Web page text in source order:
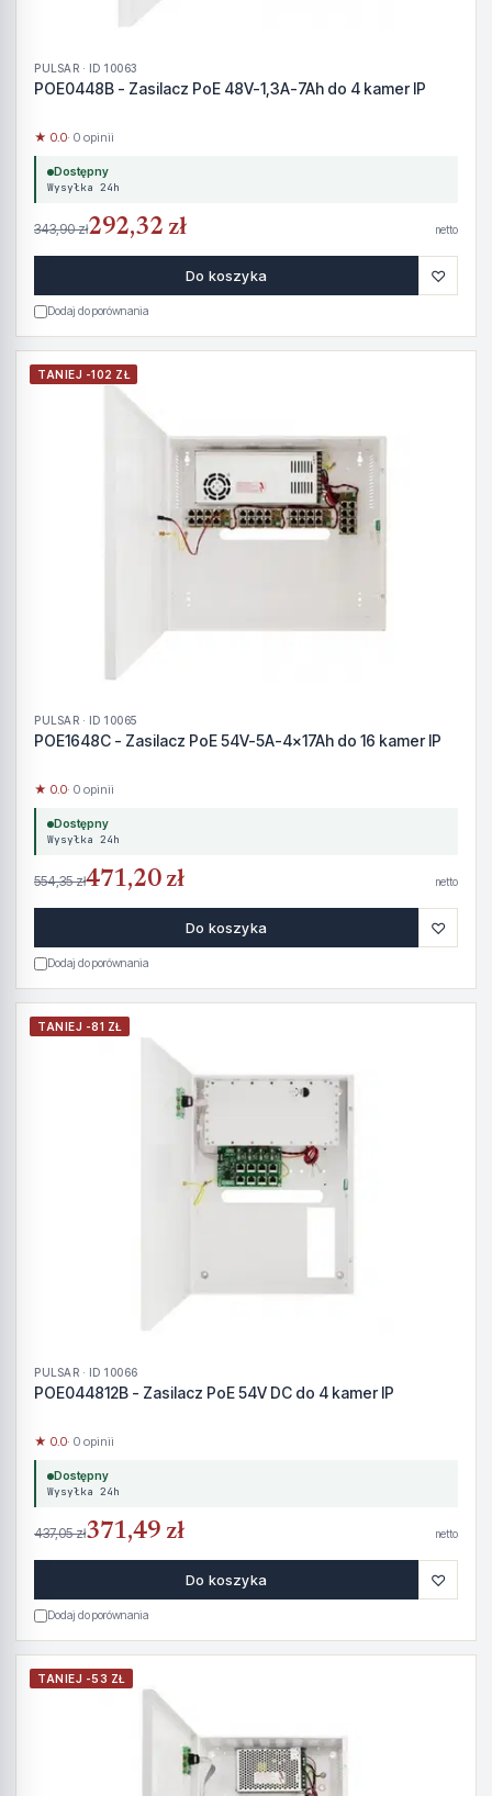
PULSAR · ID 10063
POE0448B - Zasilacz PoE 48V-1,3A-7Ah do 4 kamer IP
★ 0.0· 0 opinii
Dostępny
Wysyłka 24h
343,90 zł292,32 zł netto
Do koszyka ♡
Dodaj do porównania
TANIEJ -102 ZŁ
PULSAR · ID 10065
POE1648C - Zasilacz PoE 54V-5A-4x17Ah do 16 kamer IP
★ 0.0· 0 opinii
Dostępny
Wysyłka 24h
554,35 zł471,20 zł netto
Do koszyka ♡
Dodaj do porównania
TANIEJ -81 ZŁ
PULSAR · ID 10066
POE044812B - Zasilacz PoE 54V DC do 4 kamer IP
★ 0.0· 0 opinii
Dostępny
Wysyłka 24h
437,05 zł371,49 zł netto
Do koszyka ♡
Dodaj do porównania
TANIEJ -53 ZŁ